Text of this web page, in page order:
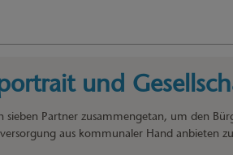
und
sieben Partner zusammengetan, um den
aus kommunaler Hand anbieten